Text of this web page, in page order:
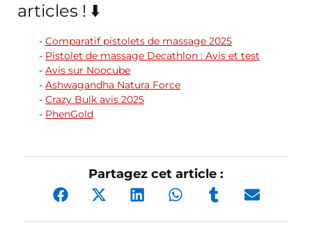
articles ! ⬇️
Comparatif pistolets de massage 2025
Pistolet de massage Decathlon : Avis et test
Avis sur Noocube
Ashwagandha Natura Force
Crazy Bulk avis 2025
PhenGold
Partagez cet article :